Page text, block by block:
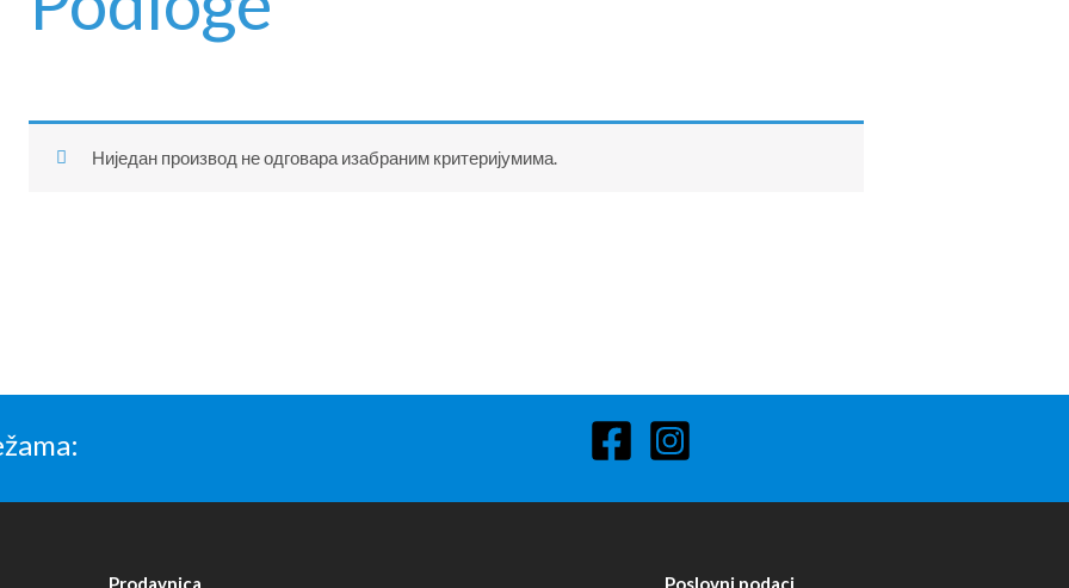
Ниједан производ не одговара изабраним критеријумима.
Prodavnica Poslovni podaci